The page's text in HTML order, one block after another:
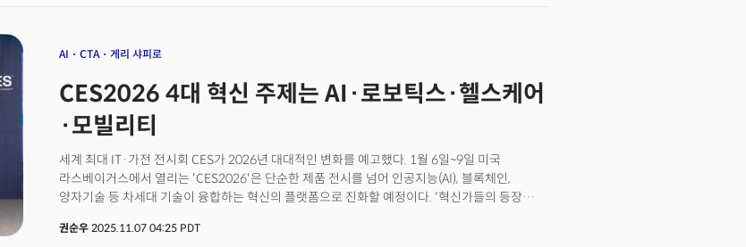
이동 서비스 제공에도 필수적이다. 웨이모는 이번 서비스 개시와 함께 노선을 산호세까지 확장,
국제공항에서 노변 승하차 서비스도 새롭게 시작한다. 회사는 이미 피닉스 스카이하버
국제공항에서 유사 서비스를 제공 중이다. 👉 더밀크의 CES2026 VIP 기술가이드 판타스틱 8을
만나보세요!
AI CTA 게리 샤피로
CES2026 4대 혁신 주제는 AI·로보틱스·헬스케어
·모빌리티
세계 최대 IT·가전 전시회 CES가 2026년 대대적인 변화를 예고했다. 1월 6일~9일 미국
라스베이거스에서 열리는 'CES2026'은 단순한 제품 전시를 넘어 인공지능(AI), 블록체인,
양자기술 등 차세대 기술이 융합하는 혁신의 플랫폼으로 진화할 예정이다. '혁신가들의 등장
Foundry)'의 신설. 3개 분야의 대기업, 스타트업이 새로운 기술을 실제 비즈니스 기회로 연결할
권순우2025.11.07 04:25 PDT